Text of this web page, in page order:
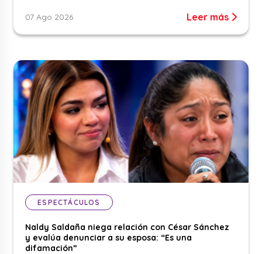
07 Ago 2026 Leer más
ESPECTÁCULOS
Naldy Saldaña niega relación con César Sánchez
y evalúa denunciar a su esposa: “Es una
difamación”